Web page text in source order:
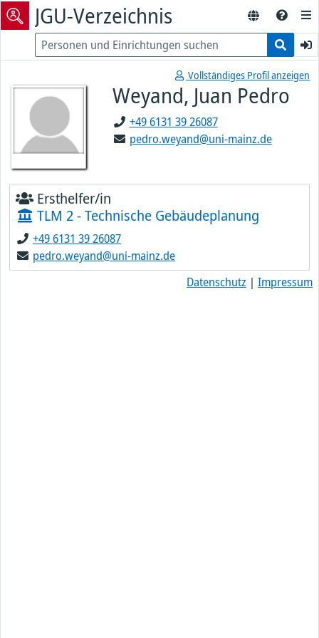
JGU-Verzeichnis
Vollständiges Profil anzeigen
Weyand, Juan Pedro
+49 6131 39 26087
pedro.weyand@uni-mainz.de
Ersthelfer/in
TLM 2 - Technische Gebäudeplanung
+49 6131 39 26087
pedro.weyand@uni-mainz.de
Datenschutz | Impressum